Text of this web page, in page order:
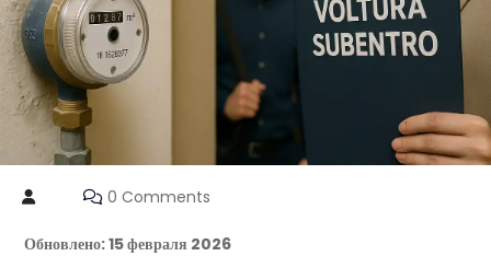
0 Comments
Обновлено: 15 февраля 2026